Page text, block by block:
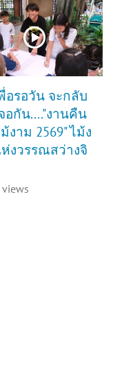
อรอวัน จะกลับ
อกัน...."งานคืน
งาม 2569" ไม้ง
งวรรณสว่างจิ
views